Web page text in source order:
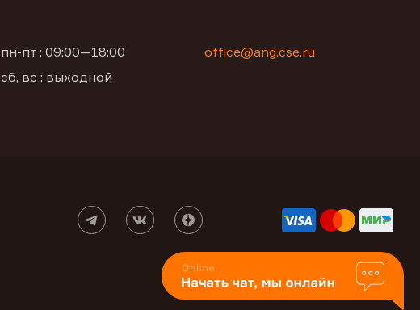
пн-пт : 09:00—18:00
сб, вс : выходной
office@ang.cse.ru